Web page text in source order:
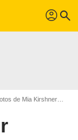
profil search
de Mia Kirshner